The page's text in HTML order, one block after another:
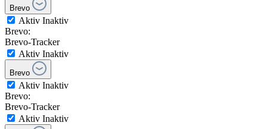
Brevo
Aktiv Inaktiv
Brevo:
Brevo-Tracker
Aktiv Inaktiv
Brevo
Aktiv Inaktiv
Brevo:
Brevo-Tracker
Aktiv Inaktiv